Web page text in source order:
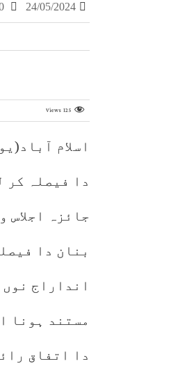
24/05/2024
Views 125
اسلام
دا فیصلہ کر
جائزہ اجلاس
بنان دا
انداراج
مستند ہونا
دا اتفاق